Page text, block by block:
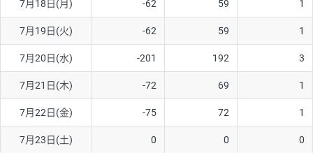
ソ/円は10万通貨単位。
7月18日(月) -62 59 1
7月19日(火) -62 59 1
7月20日(水) -201 192 3
7月21日(木) -72 69 1
7月22日(金) -75 72 1
7月23日(土) 0 0 0